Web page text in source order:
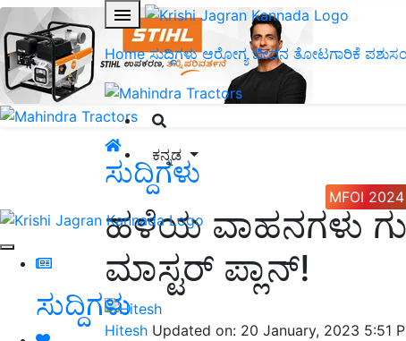
Home ಸುದ್ದಿಗಳು ಆರೋಗ್ಯ ಜೀವನ ತೋಟಗಾರಿಕೆ
ಕನ್ನಡ
MFOI 2024
ಸುದ್ದಿಗಳು
ಸುದ್ದಿಗಳು
ಹಳೆಯ ವಾಹನಗಳು
ಮಾಸ್ಟರ್‌ ಪ್ಲಾನ್!
Hitesh Updated on: 20 January, 2023 5:51